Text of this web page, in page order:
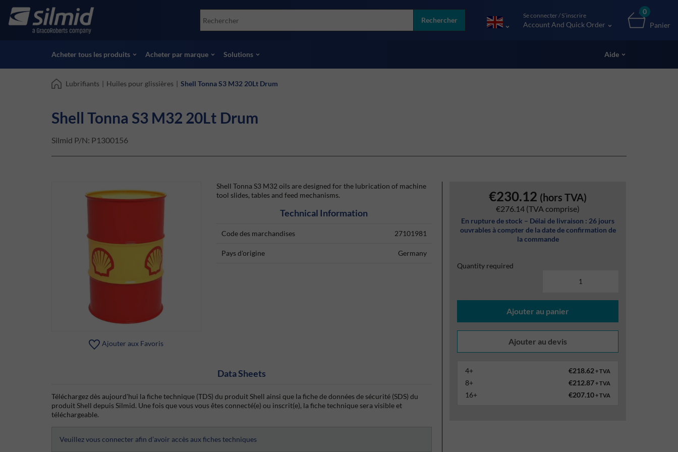
main
Accessories
Essais non destructifs (NDT)
Voir tous les produits
Socomore
Skydrol
Rechercher
Se connecter / S’inscrire
Account And Quick Order
0
Panier
Acheter tous les produits Acheter par marque Solutions Aide
Lubrifiants | Huiles pour glissières | Shell Tonna S3 M32 20Lt Drum
Shell Tonna S3 M32 20Lt Drum
Silmid P/N: P1300156
Ajouter aux Favoris
€230.12 (hors TVA)
€276.14 (TVA comprise)
En rupture de stock – Délai de livraison : 26 jours
ouvrables à compter de la date de confirmation de
la commande
Quantity required
Ajouter au panier
4+ €218.62 + TVA
8+ €212.87+ TVA
16+ €207.10+ TVA
Shell Tonna S3 M32 oils are designed for the lubrication of machine
tool slides, tables and feed mechanisms.
Technical Information
Code des marchandises 27101981
Pays d'origine Germany
Data Sheets
Téléchargez dès aujourd'hui la fiche technique (TDS) du produit Shell ainsi que la fiche de données de sécurité (SDS) du
produit Shell depuis Silmid. Une fois que vous vous êtes connecté(e) ou inscrit(e), la fiche technique sera visible et
téléchargeable.
Veuillez vous connecter afin d’avoir accès aux fiches techniques